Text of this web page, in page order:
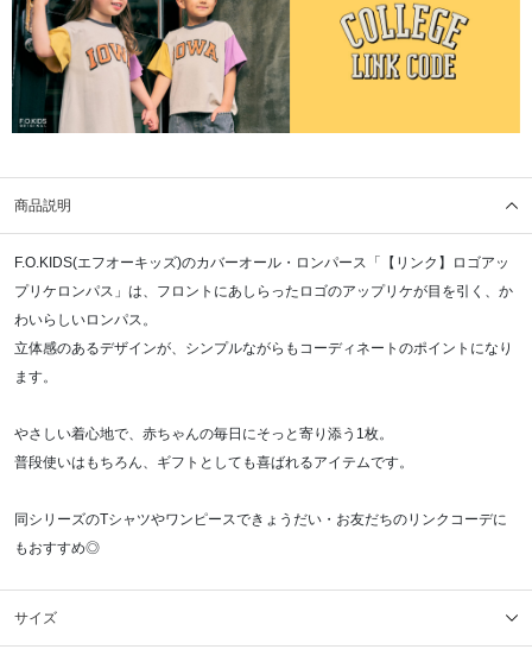
商品説明
F.O.KIDS(エフオーキッズ)のカバーオール・ロンパース「【リンク】ロゴアッ
プリケロンパス」は、フロントにあしらったロゴのアップリケが目を引く、か
わいらしいロンパス。
立体感のあるデザインが、シンプルながらもコーディネートのポイントになり
ます。
やさしい着心地で、赤ちゃんの毎日にそっと寄り添う1枚。
普段使いはもちろん、ギフトとしても喜ばれるアイテムです。
同シリーズのTシャツやワンピースできょうだい・お友だちのリンクコーデに
もおすすめ◎
サイズ